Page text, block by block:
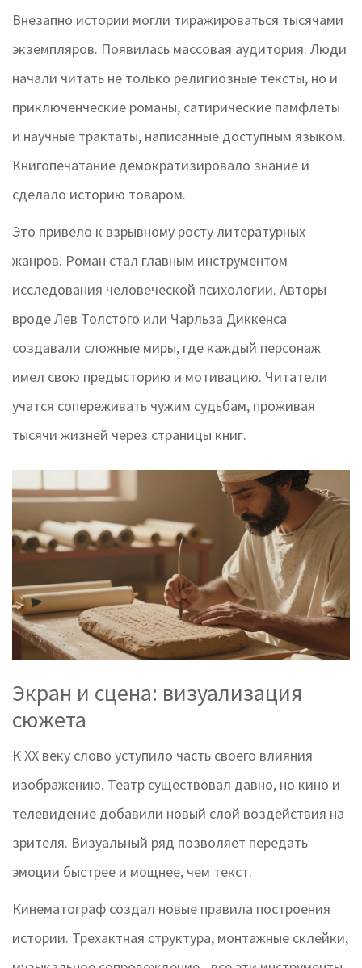
Внезапно истории могли тиражироваться тысячами
экземпляров. Появилась массовая аудитория. Люди
начали читать не только религиозные тексты, но и
приключенческие романы, сатирические памфлеты
и научные трактаты, написанные доступным языком.
Книгопечатание демократизировало знание и
сделало историю товаром.
Это привело к взрывному росту литературных
жанров. Роман стал главным инструментом
исследования человеческой психологии. Авторы
вроде Лев Толстого или Чарльза Диккенса
создавали сложные миры, где каждый персонаж
имел свою предысторию и мотивацию. Читатели
учатся сопереживать чужим судьбам, проживая
тысячи жизней через страницы книг.
Экран и сцена: визуализация
сюжета
К XX веку слово уступило часть своего влияния
изображению. Театр существовал давно, но кино и
телевидение добавили новый слой воздействия на
зрителя. Визуальный ряд позволяет передать
эмоции быстрее и мощнее, чем текст.
Кинематограф создал новые правила построения
истории. Трехактная структура, монтажные склейки,